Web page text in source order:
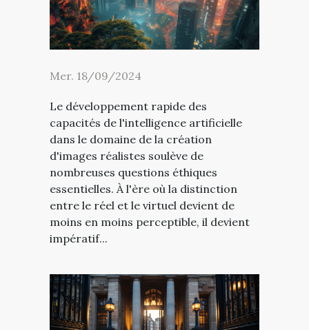
Mer. 18/09/2024
Le développement rapide des
capacités de l'intelligence artificielle
dans le domaine de la création
d'images réalistes soulève de
nombreuses questions éthiques
essentielles. À l'ère où la distinction
entre le réel et le virtuel devient de
moins en moins perceptible, il devient
impératif...